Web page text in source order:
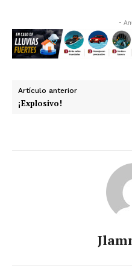
-
Artículo anterior
¡Explosivo!